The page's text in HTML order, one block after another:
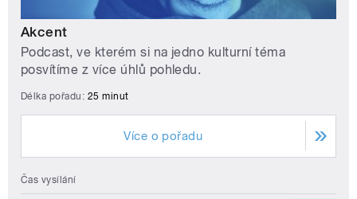
Akcent
Podcast, ve kterém si na jedno kulturní téma
posvítíme z více úhlů pohledu.
Délka pořadu: 25 minut
Více o pořadu
Čas vysílání